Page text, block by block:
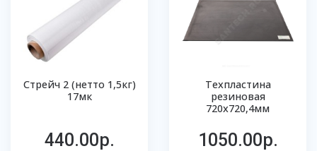
Стрейч 2 (нетто 1,5кг)
17мк
440.00р.
Техпластина
резиновая
720х720,4мм
1050.00р.